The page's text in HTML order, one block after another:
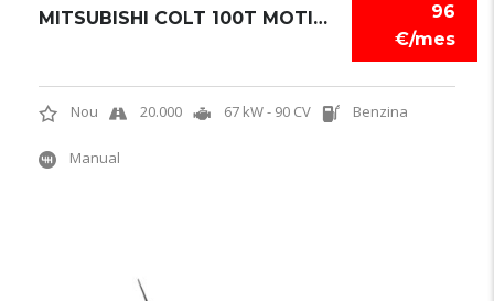
96
€/mes
MITSUBISHI COLT 100T MOTION
Nou 20.000 67 kW - 90 CV Benzina
Manual